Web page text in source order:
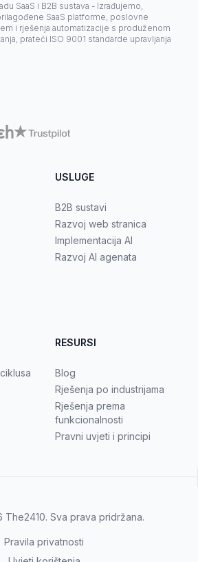
SaaS i B2B sustava - Izrađujemo,
SaaS platforme, poslovne
i rješenja automatizacije s produženom
prateći ISO 9001 standarde upravljanja
USLUGE
B2B sustavi
Razvoj web stranica
Implementacija AI
Razvoj AI agenata
RESURSI
Blog
Rješenja po industrijama
Rješenja prema
funkcionalnosti
Pravni uvjeti i principi
The2410. Sva prava pridržana.
Pravila privatnosti